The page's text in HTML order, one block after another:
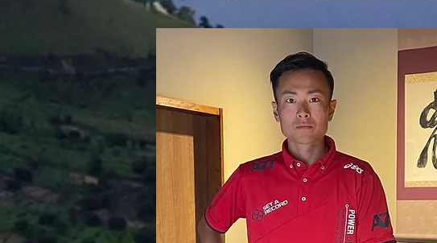
あの夢でもない、そんな言葉で
す。 ここで重要になってくる
のは、夢を実現させるための手